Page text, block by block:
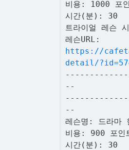
비용: 1000 포
시간(분): 30
트라이얼 레슨
레슨URL:
https://
detail/
--
--
레슨명: 드라마
비용: 900 포인
시간(분): 30